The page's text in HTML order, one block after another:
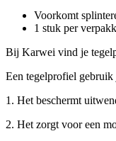
Voorkomt
1 stuk per
Bij Karwei vind je
Een tegelprofiel gebruik
1. Het beschermt
2. Het zorgt voor een